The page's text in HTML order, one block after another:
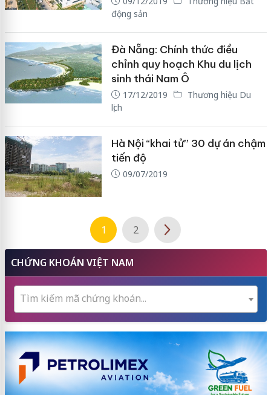
động sản
Đà Nẵng: Chính thức điều
chỉnh quy hoạch Khu du lịch
sinh thái Nam Ô
17/12/2019
Thương hiệu Du
lịch
Hà Nội “khai tử” 30 dự án chậm
tiến độ
09/07/2019
1 2
CHỨNG KHOÁN VIỆT NAM
Tìm kiếm mã chứng khoán...